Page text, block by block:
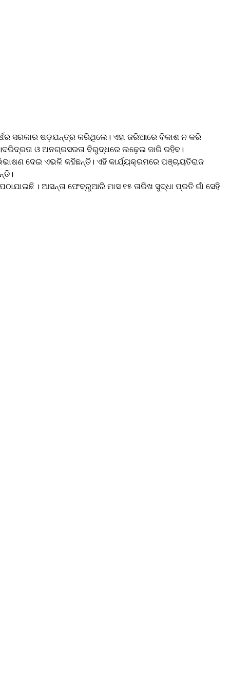
ସରକାର ଷଡ଼ଯନ୍ତ୍ର କରିଥିଲେ। ଏହା ଜରିଆରେ ବିକାଶ ନ କରି
ଓ ଅନଗ୍ରସରତା ବିରୁଦ୍ଧରେ ଲଢ଼େଇ ଜାରି ରହିବ।
ଦେଇ ଏଭଳି କହିଛନ୍ତି। ଏହି କାର୍ଯ୍ୟକ୍ରମରେ ପଞ୍ଚାୟତିରାଜ
। ଆସନ୍ତା ଫେବ୍ରୁଆରି ମାସ ୧୫ ତାରିଖ ସୁଦ୍ଧା ପ୍ରତି ଗାଁ ସେହି